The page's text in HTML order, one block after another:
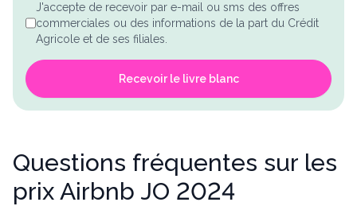
J'accepte de recevoir par e-mail ou sms des offres
commerciales ou des informations de la part du Crédit
Agricole et de ses filiales.
Recevoir le livre blanc
Questions fréquentes sur les
prix Airbnb JO 2024